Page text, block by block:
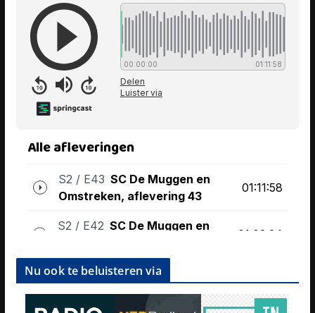
Nu ook te beluisteren via